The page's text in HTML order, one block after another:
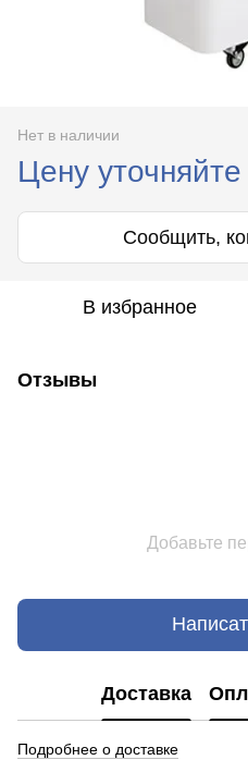
Нет в наличии
Цену уточняйте
Сообщить,
В избранное
Отзывы
Добавьте
Доставка
Подробнее о доставке